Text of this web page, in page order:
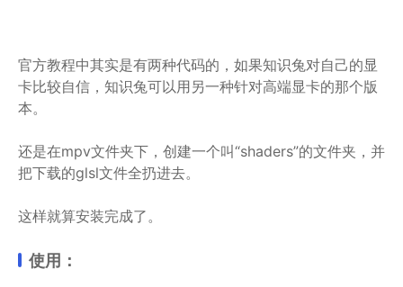
官方教程中其实是有两种代码的，如果知识兔对自己的显
卡比较自信，知识兔可以用另一种针对高端显卡的那个版
本。
还是在mpv文件夹下，创建一个叫“shaders”的文件夹，并
把下载的glsl文件全扔进去。
这样就算安装完成了。
使用：